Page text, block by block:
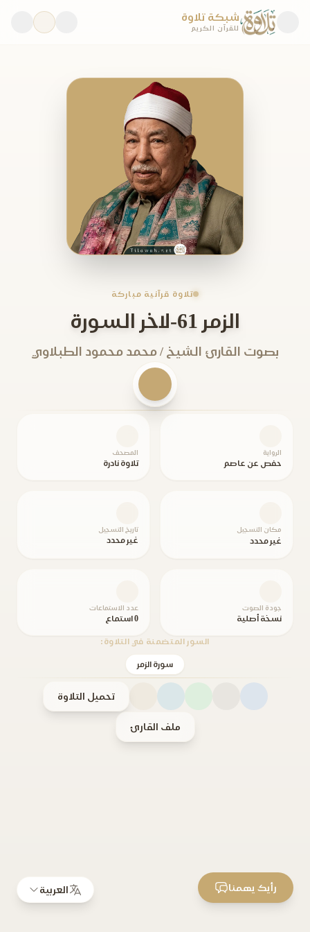
شبكة تلاوة
للقرآن الكريم
تلاوة قرآنية مباركة
الزمر 61-لاخر السورة
بصوت القارئ الشيخ / محمد محمود الطبلاوي
الرواية
حفص عن عاصم
المصحف
تلاوة نادرة
مكان التسجيل
غير محدد
تاريخ التسجيل
غير محدد
جودة الصوت
نسخة أصلية
عدد الاستماعات
0 استماع
السور المتضمنة في التلاوة:
سورة الزمر
تحميل التلاوة
ملف القارئ
العربية رأيك يهمنا